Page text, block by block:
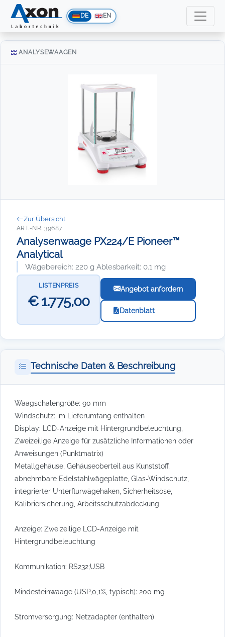
DE EN
ANALYSEWAAGEN
Zur Übersicht
ART.-NR. 39687
Analysenwaage PX224/E Pioneer™
Analytical
Wägebereich: 220 g Ablesbarkeit: 0.1 mg
LISTENPREIS
€ 1.775,00
Angebot anfordern
Datenblatt
Technische Daten & Beschreibung
Waagschalengröße: 90 mm
Windschutz: im Lieferumfang enthalten
Display: LCD-Anzeige mit Hintergrundbeleuchtung,
Zweizeilige Anzeige für zusätzliche Informationen oder
Anweisungen (Punktmatrix)
Metallgehäuse, Gehäuseoberteil aus Kunststoff,
abnehmbare Edelstahlwägeplatte, Glas-Windschutz,
integrierter Unterflurwägehaken, Sicherheitsöse,
Kalibriersicherung, Arbeitsschutzabdeckung
Anzeige: Zweizeilige LCD-Anzeige mit
Hintergrundbeleuchtung
Kommunikation: RS232;USB
Mindesteinwaage (USP,0,1%, typisch): 200 mg
Stromversorgung: Netzadapter (enthalten)